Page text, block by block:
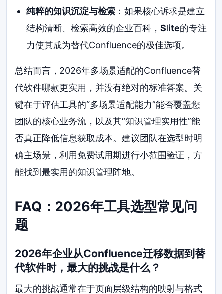
纯粹的知识沉淀与检索：如果核心诉求是建立
结构清晰、检索高效的企业百科， Slite的专注
力使其成为替代Confluence的极佳选项。
总结而言，2026年多场景适配的Confluence替
代软件哪款更实用，并没有绝对的标准答案。关
键在于评估工具的“多场景适配能力”能否覆盖您
团队的核心业务流，以及其“知识管理实用性”能
否真正降低信息获取成本。建议团队在选型时明
确主场景，利用免费试用期进行小范围验证，方
能找到最实用的知识管理阵地。
FAQ：2026年工具选型常见问
题
2026年企业从Confluence迁移数据到替
代软件时，最大的挑战是什么？
最大的挑战通常在于页面层级结构的映射与格式